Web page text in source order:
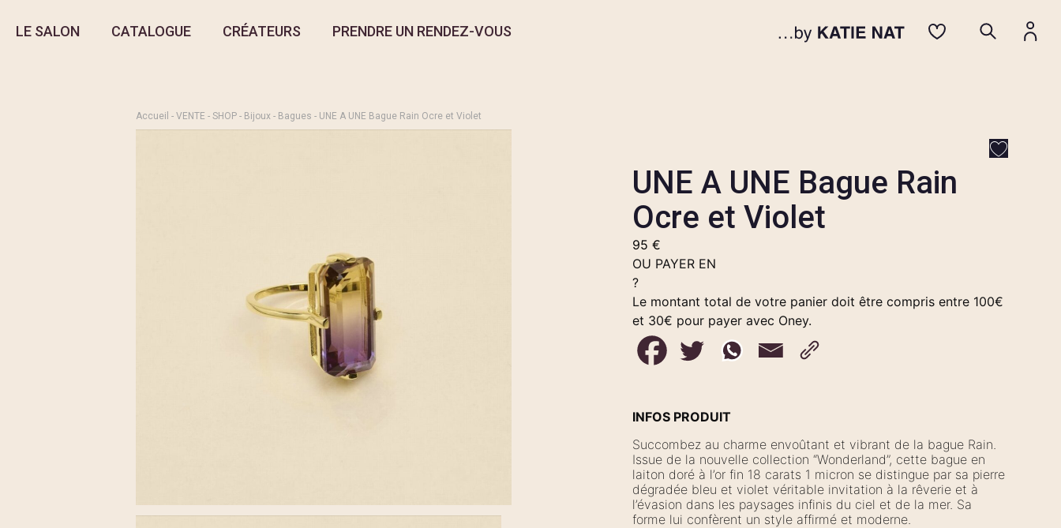
LE SALON CATALOGUE CRÉATEURS PRENDRE UN RENDEZ-VOUS
Accueil - VENTE - SHOP - Bijoux - Bagues - UNE A UNE Bague Rain Ocre et Violet
UNE A UNE Bague Rain
Ocre et Violet
95 €
OU PAYER EN
?
Le montant total de votre panier doit être compris entre 100€
et 30€ pour payer avec Oney.
INFOS PRODUIT
Succombez au charme envoûtant et vibrant de la bague Rain.
Issue de la nouvelle collection “Wonderland”, cette bague en
laiton doré à l’or fin 18 carats 1 micron se distingue par sa pierre
dégradée bleu et violet véritable invitation à la rêverie et à
l’évasion dans les paysages infinis du ciel et de la mer. Sa
forme lui confèrent un style affirmé et moderne.